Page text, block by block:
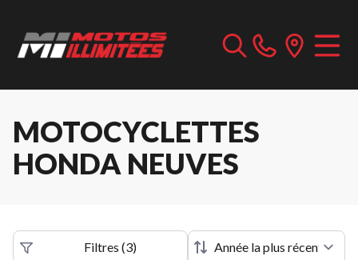
MOTOCYCLETTES
HONDA NEUVES
Filtres (3)